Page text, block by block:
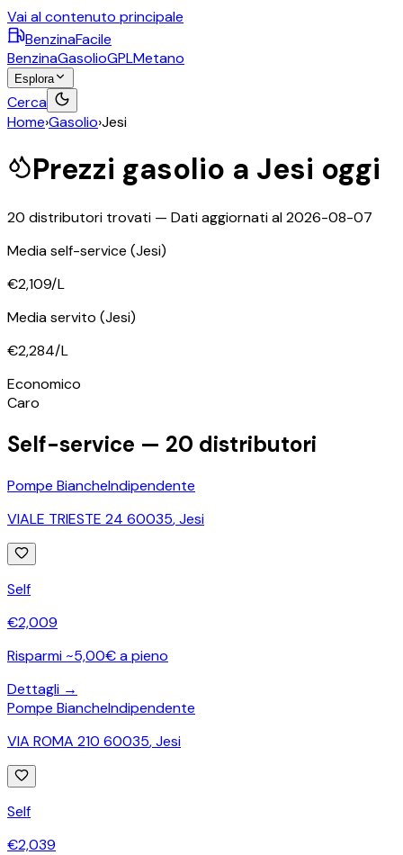
Vai al contenuto principale
BenzinaFacile
BenzinaGasolioGPLMetano
Esplora
Cerca
Home›Gasolio›Jesi
Prezzi gasolio a Jesi oggi
20 distributori trovati — Dati aggiornati al2026-08-07
Media self-service (Jesi)
€2,109/L
Media servito (Jesi)
€2,284/L
Economico
Caro
Self-service — 20 distributori
Pompe BiancheIndipendente
VIALE TRIESTE 24 60035,Jesi
Self
€2,009
Risparmi ~5,00€ a pieno
Dettagli →
Pompe BiancheIndipendente
VIA ROMA 210 60035,Jesi
Self
€2,039